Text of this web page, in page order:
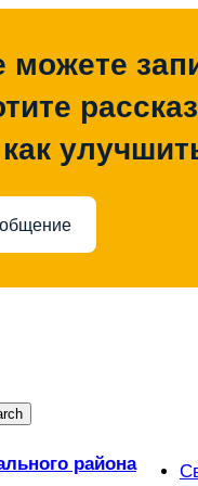
можете
района